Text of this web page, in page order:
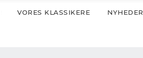
VORES KLASSIKERE NYHEDER